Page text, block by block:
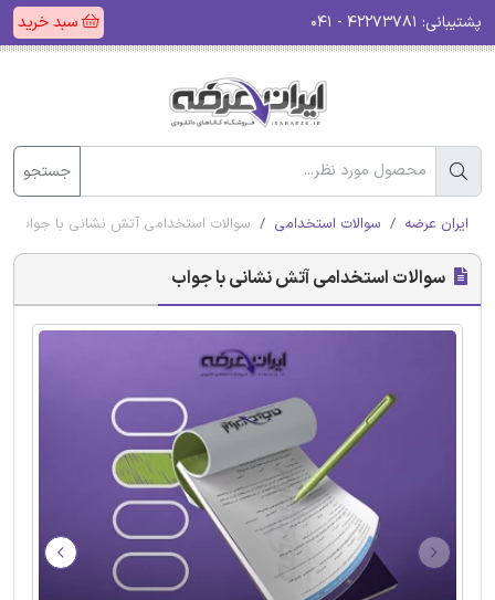
پشتیبانی: سبد خرید
جستجو
ایران عرضه سوالات استخدامی سوالات استخدامی آتش نشانی با جواب
سوالات استخدامی آتش نشانی با جواب